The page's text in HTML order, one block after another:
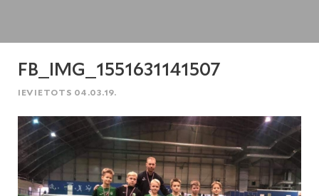
FB_IMG_1551631141507
IEVIETOTS 04.03.19.